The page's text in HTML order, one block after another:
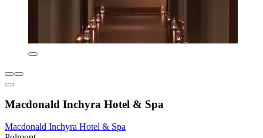
Macdonald Inchyra Hotel & Spa
Macdonald Inchyra Hotel & Spa